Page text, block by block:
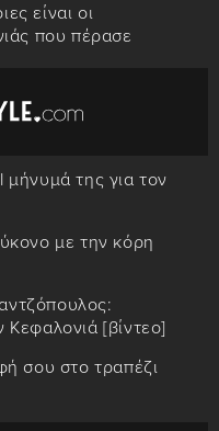
είναι οι
που πέρασε
της για τον
με την κόρη
Κεφαλονιά [βίντεο]
σου στο τραπέζι